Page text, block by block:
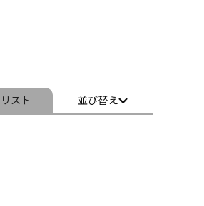
楽器アクセサ
リスト 並び替え